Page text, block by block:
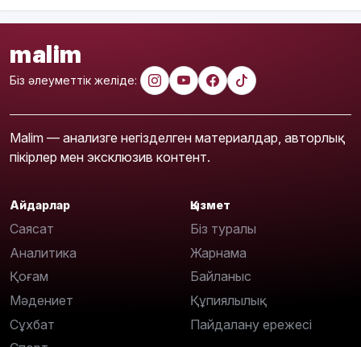
malim
Біз әлеуметтік желіде:
Malim — анализге негізделген материалдар, авторлық
пікірлер мен эксклюзив контент.
Айдарлар
Саясат
Аналитика
Қоғам
Мәдениет
Сұхбат
Қызмет
Біз туралы
Жарнама
Байланыс
Құпиялылық
Пайдалану ережесі